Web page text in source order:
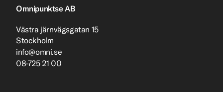
Omnipunktse AB
Västra järnvägsgatan 15
Stockholm
info@omni.se
08-725 21 00